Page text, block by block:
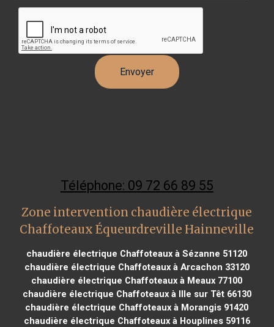
Téléphone: 09 72 66 89 55
Zone intervention chaudière électrique
Chaffoteaux Équeurdreville Hainneville
chaudière électrique Chaffoteaux à Sézanne 51120
chaudière électrique Chaffoteaux à Arcachon 33120
chaudière électrique Chaffoteaux à Meaux 77100
chaudière électrique Chaffoteaux à Ille sur Têt 66130
chaudière électrique Chaffoteaux à Morangis 91420
chaudière électrique Chaffoteaux à Houplines 59116